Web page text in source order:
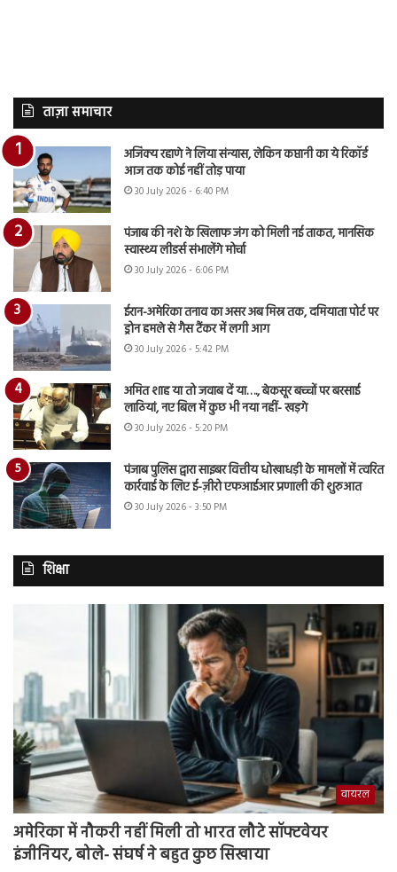
ताज़ा समाचार
अजिंक्य रहाणे ने लिया संन्यास, लेकिन कप्तानी का ये रिकॉर्ड
आज तक कोई नहीं तोड़ पाया
30 July 2026 - 6:40 PM
पंजाब की नशे के खिलाफ जंग को मिली नई ताकत, मानसिक
स्वास्थ्य लीडर्स संभालेंगे मोर्चा
30 July 2026 - 6:06 PM
ईरान-अमेरिका तनाव का असर अब मिस्र तक, दमियाता पोर्ट पर
ड्रोन हमले से गैस टैंकर में लगी आग
30 July 2026 - 5:42 PM
अमित शाह या तो जवाब दें या…., बेकसूर बच्चों पर बरसाई
लाठियां, नए बिल में कुछ भी नया नहीं- खड़गे
30 July 2026 - 5:20 PM
पंजाब पुलिस द्वारा साइबर वित्तीय धोखाधड़ी के मामलों में त्वरित
कार्रवाई के लिए ई-ज़ीरो एफआईआर प्रणाली की शुरुआत
30 July 2026 - 3:50 PM
शिक्षा
वायरल
अमेरिका में नौकरी नहीं मिली तो भारत लौटे सॉफ्टवेयर
इंजीनियर, बोले- संघर्ष ने बहुत कुछ सिखाया